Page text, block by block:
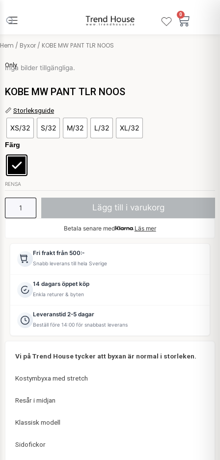
innehåll
0
Hem / Byxor / KOBE MW PANT TLR NOOS
Only
Inga bilder tillgängliga.
KOBE MW PANT TLR NOOS
📏 Storleksguide
XS/32 S/32 M/32 L/32 XL/32
Färg
RENSA
KOBE
MW
PANT
TLR
NOOS
mängd
Lägg till i varukorg
Betala senare med Läs mer
Fri frakt från 500:-
Snabb leverans till hela Sverige
14 dagars öppet köp
Enkla returer & byten
Leveranstid 2-5 dagar
Beställ före 14:00 för snabbast leverans
Vi på Trend House tycker att byxan är normal i storleken.
Kostymbyxa med stretch
Resår i midjan
Klassisk modell
Sidofickor